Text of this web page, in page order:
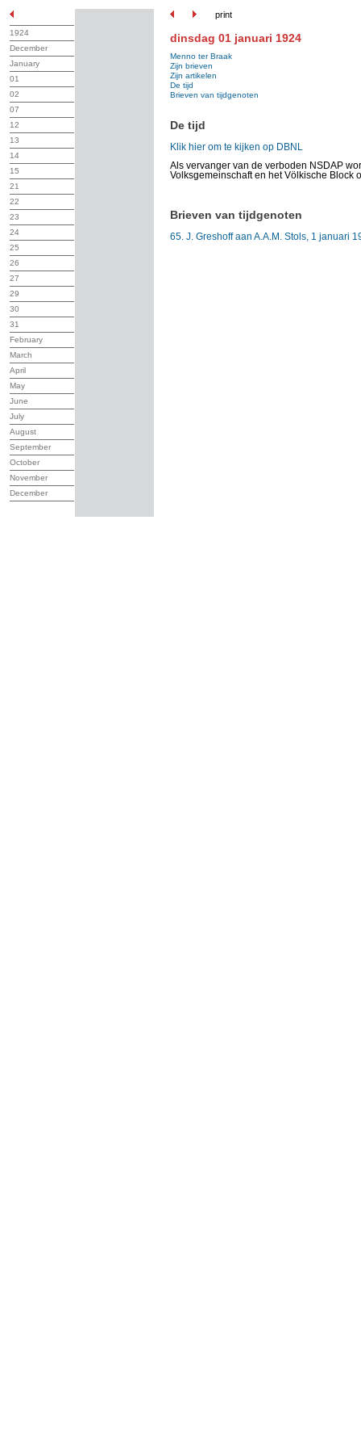
print
1924
December
January
01
02
07
12
13
14
15
21
22
23
24
25
26
27
29
30
31
February
March
April
May
June
July
August
September
October
November
December
dinsdag 01 januari 1924
Menno ter Braak
Zijn brieven
Zijn artikelen
De tijd
Brieven van tijdgenoten
De tijd
Klik hier om te kijken op DBNL
Als vervanger van de verboden NSDAP
Volksgemeinschaft en het Völkische Block
Brieven van tijdgenoten
65. J. Greshoff aan A.A.M. Stols, 1 januari